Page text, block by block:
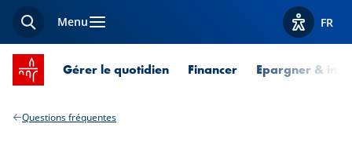
Recherche
Menu Afficher
FR
Accueil SPUERKEESS
Gérer le quotidien Financer Epargner &
Questions fréquentes